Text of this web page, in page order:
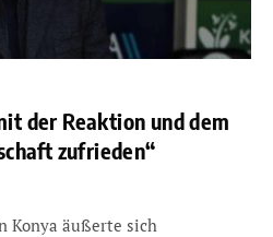
der Reaktion und dem
zufrieden“
Konya äußerte sich